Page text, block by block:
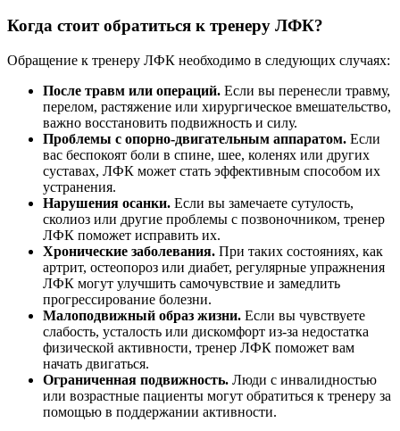
Когда стоит обратиться к тренеру ЛФК?
Обращение к тренеру ЛФК необходимо в следующих случаях:
После травм или операций. Если вы перенесли травму,
перелом, растяжение или хирургическое вмешательство,
важно восстановить подвижность и силу.
Проблемы с опорно-двигательным аппаратом. Если
вас беспокоят боли в спине, шее, коленях или других
суставах, ЛФК может стать эффективным способом их
устранения.
Нарушения осанки. Если вы замечаете сутулость,
сколиоз или другие проблемы с позвоночником, тренер
ЛФК поможет исправить их.
Хронические заболевания. При таких состояниях, как
артрит, остеопороз или диабет, регулярные упражнения
ЛФК могут улучшить самочувствие и замедлить
прогрессирование болезни.
Малоподвижный образ жизни. Если вы чувствуете
слабость, усталость или дискомфорт из-за недостатка
физической активности, тренер ЛФК поможет вам
начать двигаться.
Ограниченная подвижность. Люди с инвалидностью
или возрастные пациенты могут обратиться к тренеру за
помощью в поддержании активности.